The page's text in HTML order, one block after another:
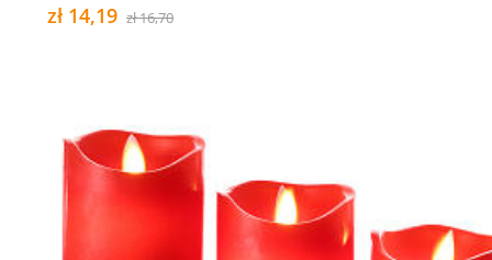
zł 14,19 zł 16,70